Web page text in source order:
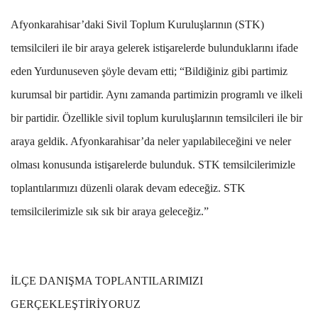
Afyonkarahisar’daki Sivil Toplum Kuruluşlarının (STK)
temsilcileri ile bir araya gelerek istişarelerde bulunduklarını ifade
eden Yurdunuseven şöyle devam etti; “Bildiğiniz gibi partimiz
kurumsal bir partidir. Aynı zamanda partimizin programlı ve ilkeli
bir partidir. Özellikle sivil toplum kuruluşlarının temsilcileri ile bir
araya geldik. Afyonkarahisar’da neler yapılabileceğini ve neler
olması konusunda istişarelerde bulunduk. STK temsilcilerimizle
toplantılarımızı düzenli olarak devam edeceğiz. STK
temsilcilerimizle sık sık bir araya geleceğiz.”
İLÇE DANIŞMA TOPLANTILARIMIZI
GERÇEKLEŞTİRİYORUZ